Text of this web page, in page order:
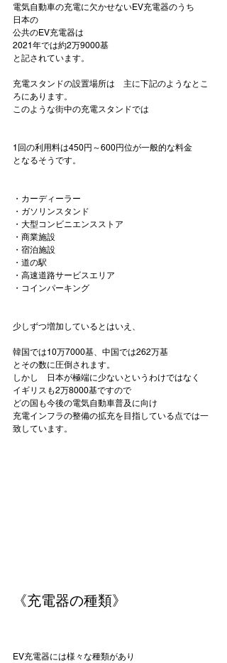
電気自動車の充電に欠かせないEV充電器のうち
日本の
公共のEV充電器は
2021年では約2万9000基
と記されています。
充電スタンドの設置場所は　主に下記のようなとこ
ろにあります。
このような街中の充電スタンドでは
1回の利用料は450円～600円位が一般的な料金
となるそうです。
・カーディーラー
・ガソリンスタンド
・大型コンビニエンスストア
・商業施設
・宿泊施設
・道の駅
・高速道路サービスエリア
・コインパーキング
韓国では10万7000基、中国では262万基
とその数に圧倒されます。
しかし　日本が極端に少ないというわけではなく
イギリスも2万8000基ですので
どの国も今後の電気自動車普及に向け
充電インフラの整備の拡充を目指している点では一
致しています。
《充電器の種類》
EV充電器には様々な種類があり